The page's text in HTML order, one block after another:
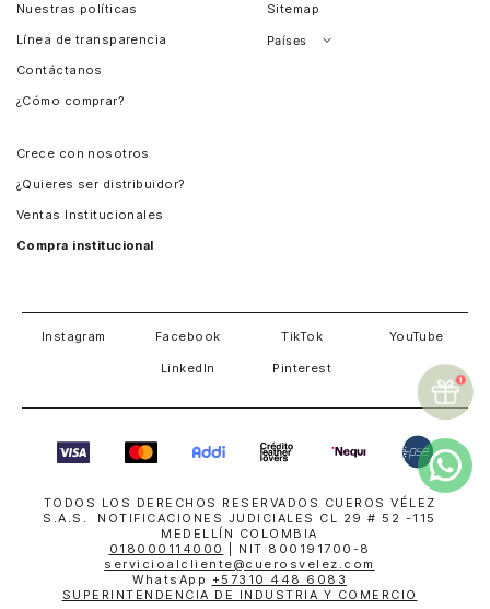
Nuestras políticas
Línea de transparencia
Contáctanos
¿Cómo comprar?
Sitemap
Países
Crece con nosotros
¿Quieres ser distribuidor?
Ventas Institucionales
Compra institucional
Instagram Facebook TikTok YouTube
LinkedIn Pinterest
TODOS LOS DERECHOS RESERVADOS CUEROS VÉLEZ
S.A.S. NOTIFICACIONES JUDICIALES CL 29 # 52 -115
MEDELLÍN COLOMBIA
018000114000
| NIT 800191700-8
servicioalcliente@cuerosvelez.com
WhatsApp +57310 448 6083
SUPERINTENDENCIA DE INDUSTRIA Y COMERCIO